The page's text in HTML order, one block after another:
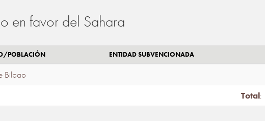
en favor del Sahara
POBLACIÓN ENTIDAD SUBVENCIONADA
Bilbao
Total: